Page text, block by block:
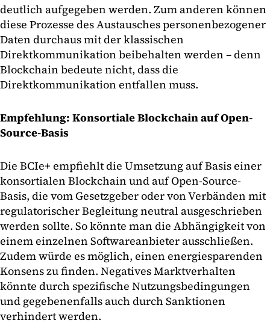
deutlich aufgegeben werden. Zum anderen können
diese Prozesse des Austausches personenbezogener
Daten durchaus mit der klassischen
Direktkommunikation beibehalten werden – denn
Blockchain bedeute nicht, dass die
Direktkommunikation entfallen muss.
Empfehlung: Konsortiale Blockchain auf Open-
Source-Basis
Die BCIe+ empfiehlt die Umsetzung auf Basis einer
konsortialen Blockchain und auf Open-Source-
Basis, die vom Gesetzgeber oder von Verbänden mit
regulatorischer Begleitung neutral ausgeschrieben
werden sollte. So könnte man die Abhängigkeit von
einem einzelnen Softwareanbieter ausschließen.
Zudem würde es möglich, einen energiesparenden
Konsens zu finden. Negatives Marktverhalten
könnte durch spezifische Nutzungsbedingungen
und gegebenenfalls auch durch Sanktionen
verhindert werden.